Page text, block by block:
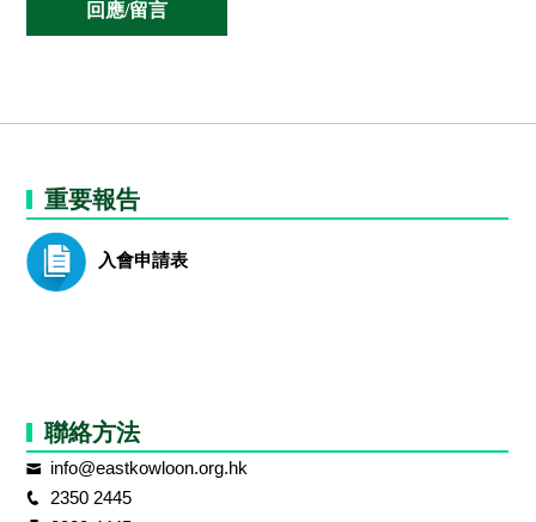
重要報告
入會申請表
聯絡方法
info@eastkowloon.org.hk
2350 2445